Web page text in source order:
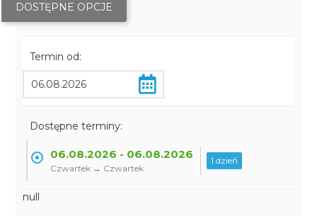
DOSTĘPNE OPCJE
Termin od:
Dostępne terminy:
06.08.2026 - 06.08.2026
Czwartek → Czwartek
1 dzień
null